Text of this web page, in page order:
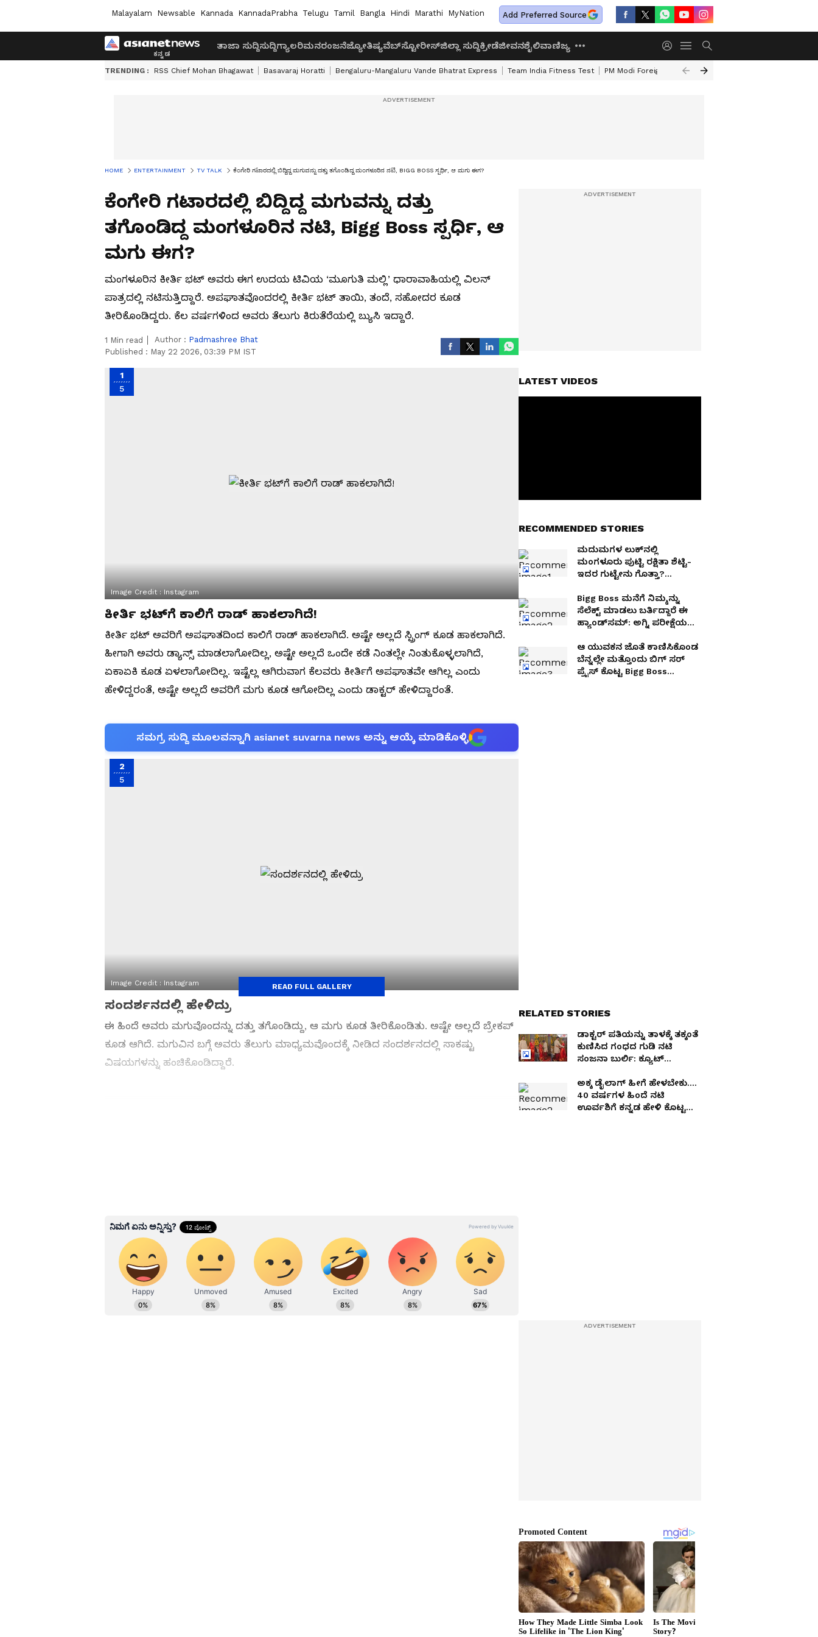
Malayalam Newsable Kannada KannadaPrabha Telugu Tamil Bangla Hindi Marathi MyNation Add Preferred Source
ತಾಜಾ ಸುದ್ದಿಸುದ್ದಿಗ್ಯಾಲರಿಮನರಂಜನೆಜ್ಯೋತಿಷ್ಯವೆಬ್‌ಸ್ಟೋರೀಸ್ಜಿಲ್ಲಾ ಸುದ್ದಿಕ್ರೀಡೆಜೀವನಶೈಲಿವಾಣಿಜ್ಯ
TRENDING : RSS Chief Mohan Bhagawat Basavaraj Horatti Bengaluru-Mangaluru Vande Bhatrat Express Team India Fitness Test PM Modi Foreign Travel Expenditure
HOME ENTERTAINMENT TV TALK ಕೆಂಗೇರಿ ಗಟಾರದಲ್ಲಿ ಬಿದ್ದಿದ್ದ ಮಗುವನ್ನು ದತ್ತು ತಗೊಂಡಿದ್ದ ಮಂಗಳೂರಿನ ನಟಿ, BIGG BOSS ಸ್ಪರ್ಧಿ, ಆ ಮಗು ಈಗ?
ಕೆಂಗೇರಿ ಗಟಾರದಲ್ಲಿ ಬಿದ್ದಿದ್ದ ಮಗುವನ್ನು ದತ್ತು
ತಗೊಂಡಿದ್ದ ಮಂಗಳೂರಿನ ನಟಿ, Bigg Boss ಸ್ಪರ್ಧಿ, ಆ
ಮಗು ಈಗ?
ಮಂಗಳೂರಿನ ಕೀರ್ತಿ ಭಟ್‌ ಅವರು ಈಗ ಉದಯ ಟಿವಿಯ ‘ಮೂಗುತಿ ಮಲ್ಲಿ’ ಧಾರಾವಾಹಿಯಲ್ಲಿ ವಿಲನ್‌
ಪಾತ್ರದಲ್ಲಿ ನಟಿಸುತ್ತಿದ್ದಾರೆ. ಅಪಘಾತವೊಂದರಲ್ಲಿ ಕೀರ್ತಿ ಭಟ್‌ ತಾಯಿ, ತಂದೆ, ಸಹೋದರ ಕೂಡ
ತೀರಿಕೊಂಡಿದ್ದರು. ಕೆಲ ವರ್ಷಗಳಿಂದ ಅವರು ತೆಲುಗು ಕಿರುತೆರೆಯಲ್ಲಿ ಬ್ಯುಸಿ ಇದ್ದಾರೆ.
1 Min read Author : Padmashree Bhat
Published : May 22 2026, 03:39 PM IST
1
5
Image Credit : Instagram
ಕೀರ್ತಿ ಭಟ್‌ಗೆ ಕಾಲಿಗೆ ರಾಡ್‌ ಹಾಕಲಾಗಿದೆ!
ಕೀರ್ತಿ ಭಟ್‌ ಅವರಿಗೆ ಅಪಘಾತದಿಂದ ಕಾಲಿಗೆ ರಾಡ್‌ ಹಾಕಲಾಗಿದೆ. ಅಷ್ಟೇ ಅಲ್ಲದೆ ಸ್ಪ್ರಿಂಗ್‌ ಕೂಡ ಹಾಕಲಾಗಿದೆ.
ಹೀಗಾಗಿ ಅವರು ಡ್ಯಾನ್ಸ್‌ ಮಾಡಲಾಗೋದಿಲ್ಲ, ಅಷ್ಟೇ ಅಲ್ಲದೆ ಒಂದೇ ಕಡೆ ನಿಂತಲ್ಲೇ ನಿಂತುಕೊಳ್ಳಲಾಗಿದೆ,
ಏಕಾಏಕಿ ಕೂಡ ಏಳಲಾಗೋದಿಲ್ಲ. ಇಷ್ಟೆಲ್ಲ ಆಗಿರುವಾಗ ಕೆಲವರು ಕೀರ್ತಿಗೆ ಅಪಘಾತವೇ ಆಗಿಲ್ಲ ಎಂದು
ಹೇಳಿದ್ದರಂತೆ, ಅಷ್ಟೇ ಅಲ್ಲದೆ ಅವರಿಗೆ ಮಗು ಕೂಡ ಆಗೋದಿಲ್ಲ ಎಂದು ಡಾಕ್ಟರ್‌ ಹೇಳಿದ್ದಾರಂತೆ.
ಸಮಗ್ರ ಸುದ್ದಿ ಮೂಲವನ್ನಾಗಿ asianet suvarna news ಅನ್ನು ಆಯ್ಕೆ ಮಾಡಿಕೊಳ್ಳಿ
2
5
Image Credit : Instagram
ಸಂದರ್ಶನದಲ್ಲಿ ಹೇಳಿದ್ರು
ಈ ಹಿಂದೆ ಅವರು ಮಗುವೊಂದನ್ನು ದತ್ತು ತಗೊಂಡಿದ್ದು, ಆ ಮಗು ಕೂಡ ತೀರಿಕೊಂಡಿತು. ಅಷ್ಟೇ ಅಲ್ಲದೆ ಬ್ರೇಕಪ್‌
ಕೂಡ ಆಗಿದೆ. ಮಗುವಿನ ಬಗ್ಗೆ ಅವರು ತೆಲುಗು ಮಾಧ್ಯಮವೊಂದಕ್ಕೆ ನೀಡಿದ ಸಂದರ್ಶನದಲ್ಲಿ ಸಾಕಷ್ಟು
ವಿಷಯಗಳನ್ನು ಹಂಚಿಕೊಂಡಿದ್ದಾರೆ.
READ FULL GALLERY
LATEST VIDEOS
RECOMMENDED STORIES
ಮದುಮಗಳ ಲುಕ್​ನಲ್ಲಿ
ಮಂಗಳೂರು ಪುಟ್ಟಿ ರಕ್ಷಿತಾ ಶೆಟ್ಟಿ-
ಇದರ ಗುಟ್ಟೇನು ಗೊತ್ತಾ?
Bigg Boss ಮನೆಗೆ ನಿಮ್ಮನ್ನು
ಸೆಲೆಕ್ಟ್​ ಮಾಡಲು ಬರ್ತಿದ್ದಾರೆ ಈ
ಹ್ಯಾಂಡ್​ಸಮ್​: ಅಗ್ನಿ ಪರೀಕ್ಷೆಯ
ಆ ಯುವಕನ ಜೊತೆ ಕಾಣಿಸಿಕೊಂಡ
ಬೆನ್ನಲ್ಲೇ ಮತ್ತೊಂದು ಬಿಗ್​ ಸರ್​
ಪ್ರೈಸ್​ ಕೊಟ್ಟ Bigg Boss
RELATED STORIES
ಡಾಕ್ಟರ್​ ಪತಿಯನ್ನು ತಾಳಕ್ಕೆ ತಕ್ಕಂತೆ
ಕುಣಿಸಿದ ಗಂಧದ ಗುಡಿ ನಟಿ
ಸಂಜನಾ ಬುರ್ಲಿ: ಕ್ಯೂಟ್​
ಅಕ್ಕ ಡೈಲಾಗ್ ಹೀಗೆ ಹೇಳಬೇಕು….
40 ವರ್ಷಗಳ ಹಿಂದೆ ನಟಿ
ಊರ್ವಶಿಗೆ ಕನ್ನಡ ಹೇಳಿ ಕೊಟ್ಟ